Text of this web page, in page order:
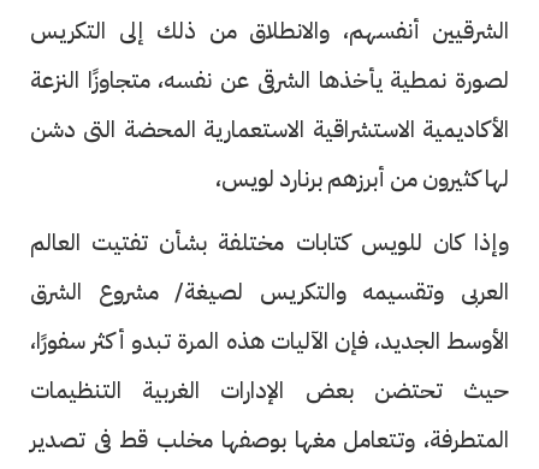
الشرقيين أنفسهم، والانطلاق من ذلك إلى التكريس
لصورة نمطية يأخذها الشرقى عن نفسه، متجاوزًا النزعة
الأكاديمية الاستشراقية الاستعمارية المحضة التى دشن
لها كثيرون من أبرزهم برنارد لويس،
وإذا كان للويس كتابات مختلفة بشأن تفتيت العالم
العربى وتقسيمه والتكريس لصيغة/ مشروع الشرق
الأوسط الجديد، فإن الآليات هذه المرة تبدو أكثر سفورًا،
حيث تحتضن بعض الإدارات الغربية التنظيمات
المتطرفة، وتتعامل مغها بوصفها مخلب قط فى تصدير